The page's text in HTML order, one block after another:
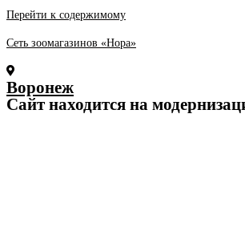
Перейти к содержимому
Сеть зоомагазинов «Нора»
Воронеж
Cайт находится на